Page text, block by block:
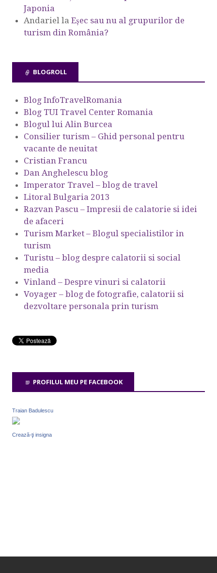
Japonia
Andariel la Eşec sau nu al grupurilor de
turism din România?
BLOGROLL
Blog InfoTravelRomania
Blog TUI Travel Center Romania
Blogul lui Alin Burcea
Consilier turism – Ghid personal pentru
vacante de neuitat
Cristian Francu
Dan Anghelescu blog
Imperator Travel – blog de travel
Litoral Bulgaria 2013
Razvan Pascu – Impresii de calatorie si idei
de afaceri
Turism Market – Blogul specialistilor in
turism
Turistu – blog despre calatorii si social
media
Vinland – Despre vinuri si calatorii
Voyager – blog de fotografie, calatorii si
dezvoltare personala prin turism
PROFILUL MEU PE FACEBOOK
Traian Badulescu
Crează-ţi insigna